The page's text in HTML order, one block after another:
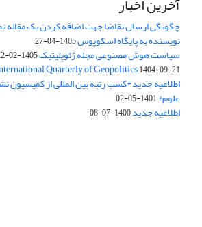
چگونگی ارسال تقاضا جهت اضافه کردن یک مقاله
نویسنده به پایگاه اسکوپوس1405-04-27
سیاست هوش مصنوعی مجله ژئوپلیتیک1405-02-22
Quarterly of Geopolitics1404-09-21
اطلاعیه جدید *کسب رتبه بین المللی از کمیسیون
علوم*1401-05-02
اطلاعیه جدید1400-07-08